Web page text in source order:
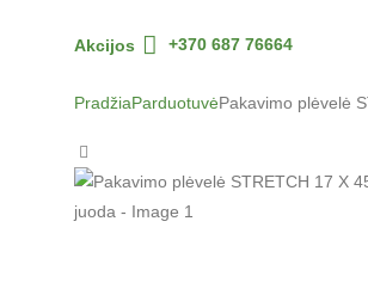
Akcijos +370 687 76664
PradžiaParduotuvėPakavimo plėvelė